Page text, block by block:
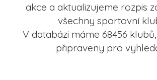
akce a aktualizujeme rozpis
všechny sportovní
V databázi máme 68456
připraveny pro